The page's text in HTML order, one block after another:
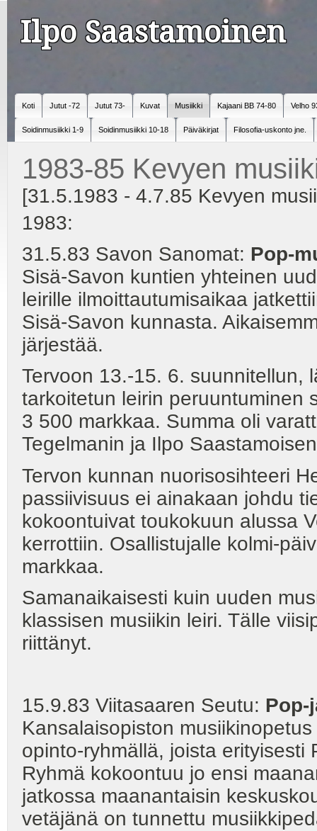
Ilpo Saastamoinen
Koti Jutut -72 Jutut 73- Kuvat Musiikki Kajaani BB 74-80 Velho
Soidinmusiikki 1-9 Soidinmusiikki 10-18 Päiväkirjat Filosofia-uskonto jne.
1983-85 Kevyen
[31.5.1983 - 4.7.85 Kevyen
1983:
31.5.83 Savon Sanomat: Pop-
Sisä-Savon kuntien yhteinen
leirille ilmoittautumisaikaa
Sisä-Savon kunnasta.
järjestää.
Tervoon 13.-15. 6. suunnitellun,
tarkoitetun leirin peruuntuminen
3 500 markkaa. Summa oli
Tegelmanin ja Ilpo
Tervon kunnan nuorisosihteeri
passiivisuus ei ainakaan johdu
kokoontuivat toukokuun alussa
kerrottiin. Osallistujalle kolmi-
markkaa.
Samanaikaisesti kuin uuden
klassisen musiikin leiri. Tälle
riittänyt.
15.9.83 Viitasaaren Seutu: Pop-
Kansalaisopiston
opinto-ryhmällä, joista
Ryhmä kokoontuu jo ensi
jatkossa maanantaisin
vetäjänä on tunnettu